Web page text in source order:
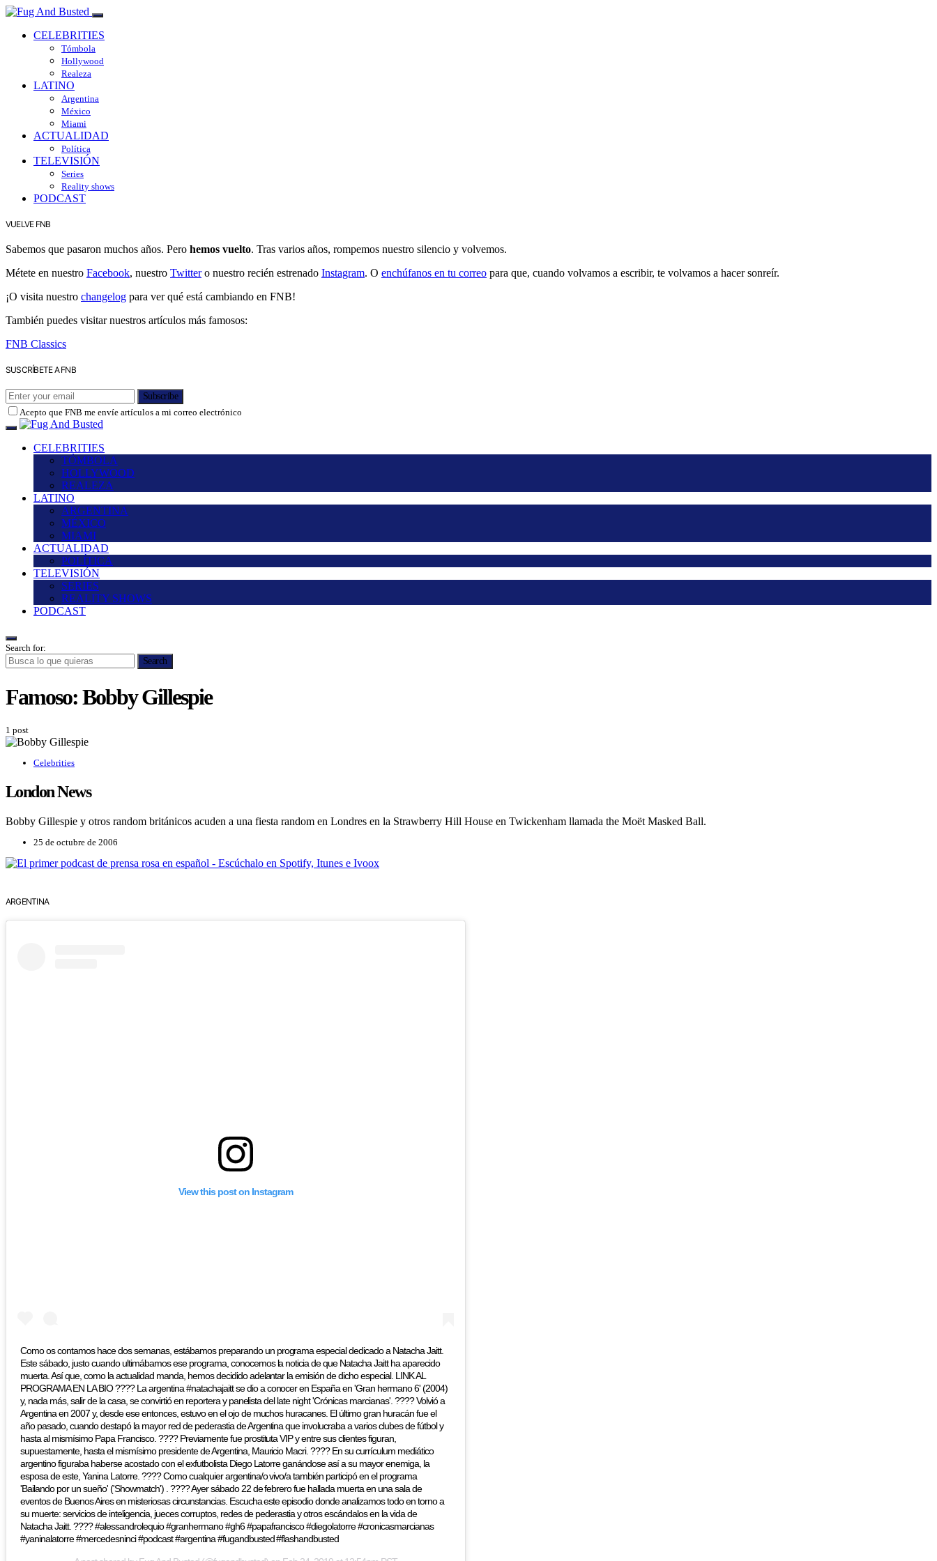
CELEBRITIES
Tómbola
Hollywood
Realeza
LATINO
Argentina
México
Miami
ACTUALIDAD
Política
TELEVISIÓN
Series
Reality shows
PODCAST
VUELVE FNB
Sabemos que pasaron muchos años. Pero hemos vuelto. Tras varios años, rompemos nuestro silencio y volvemos.
Métete en nuestro Facebook, nuestro Twittero nuestro recién estrenado Instagram. O enchúfanos en tu correo para que, cuando volvamos a escribir, te volvamos a hacer sonreír.
¡O visita nuestro changelog para ver qué está cambiando en FNB!
También puedes visitar nuestros artículos más famosos:
FNB Classics
SUSCRÍBETE A FNB
Subscribe
Acepto que FNB me envíe artículos a mi correo electrónico
CELEBRITIES
TÓMBOLA
HOLLYWOOD
REALEZA
LATINO
ARGENTINA
MÉXICO
MIAMI
ACTUALIDAD
POLÍTICA
TELEVISIÓN
SERIES
REALITY SHOWS
PODCAST
Search for:
Search
Famoso:Bobby Gillespie
1 post
Celebrities
London News
Bobby Gillespie y otros random británicos acuden a una fiesta random en Londres en la Strawberry Hill House en Twickenham llamada the Moët Masked Ball.
25 de octubre de 2006
ARGENTINA
View this post on Instagram
Como os contamos hace dos semanas, estábamos preparando un programa especial dedicado a Natacha Jaitt.
Este sábado, justo cuando ultimábamos ese programa, conocemos la noticia de que Natacha Jaitt ha aparecido
muerta. Así que, como la actualidad manda, hemos decidido adelantar la emisión de dicho especial. LINK AL
PROGRAMA EN LA BIO ???? La argentina #natachajaitt se dio a conocer en España en 'Gran hermano 6' (2004)
y, nada más, salir de la casa, se convirtió en reportera y panelista del late night 'Crónicas marcianas'. ???? Volvió a
Argentina en 2007 y, desde ese entonces, estuvo en el ojo de muchos huracanes. El último gran huracán fue el
año pasado, cuando destapó la mayor red de pederastia de Argentina que involucraba a varios clubes de fútbol y
hasta al mismísimo Papa Francisco. ???? Previamente fue prostituta VIP y entre sus clientes figuran,
supuestamente, hasta el mismísimo presidente de Argentina, Mauricio Macri. ???? En su currículum mediático
argentino figuraba haberse acostado con el exfutbolista Diego Latorre ganándose así a su mayor enemiga, la
esposa de este, Yanina Latorre. ???? Como cualquier argentina/o vivo/a también participó en el programa
'Bailando por un sueño' ('Showmatch') . ???? Ayer sábado 22 de febrero fue hallada muerta en una sala de
eventos de Buenos Aires en misteriosas circunstancias. Escucha este episodio donde analizamos todo en torno a
su muerte: servicios de inteligencia, jueces corruptos, redes de pederastia y otros escándalos en la vida de
Natacha Jaitt. ???? #alessandrolequio #granhermano #gh6 #papafrancisco #diegolatorre #cronicasmarcianas
#yaninalatorre #mercedesninci #podcast #argentina #fugandbusted #flashandbusted